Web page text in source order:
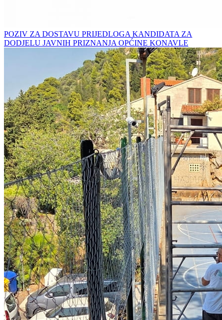
POZIV ZA DOSTAVU PRIJEDLOGA KANDIDATA ZA
DODJELU JAVNIH PRIZNANJA OPĆINE KONAVLE